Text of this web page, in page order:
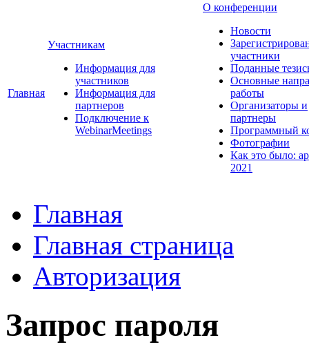
Главная
Участникам
Информация для
участников
Информация для
партнеров
Подключение к
WebinarMeetings
О конференции
Новости
участники
Поданные
Основные
работы
Организаторы и
партнеры
Программный
Фотографии
Как это было:
2021
Главная
Главная страница
Авторизация
Запрос пароля